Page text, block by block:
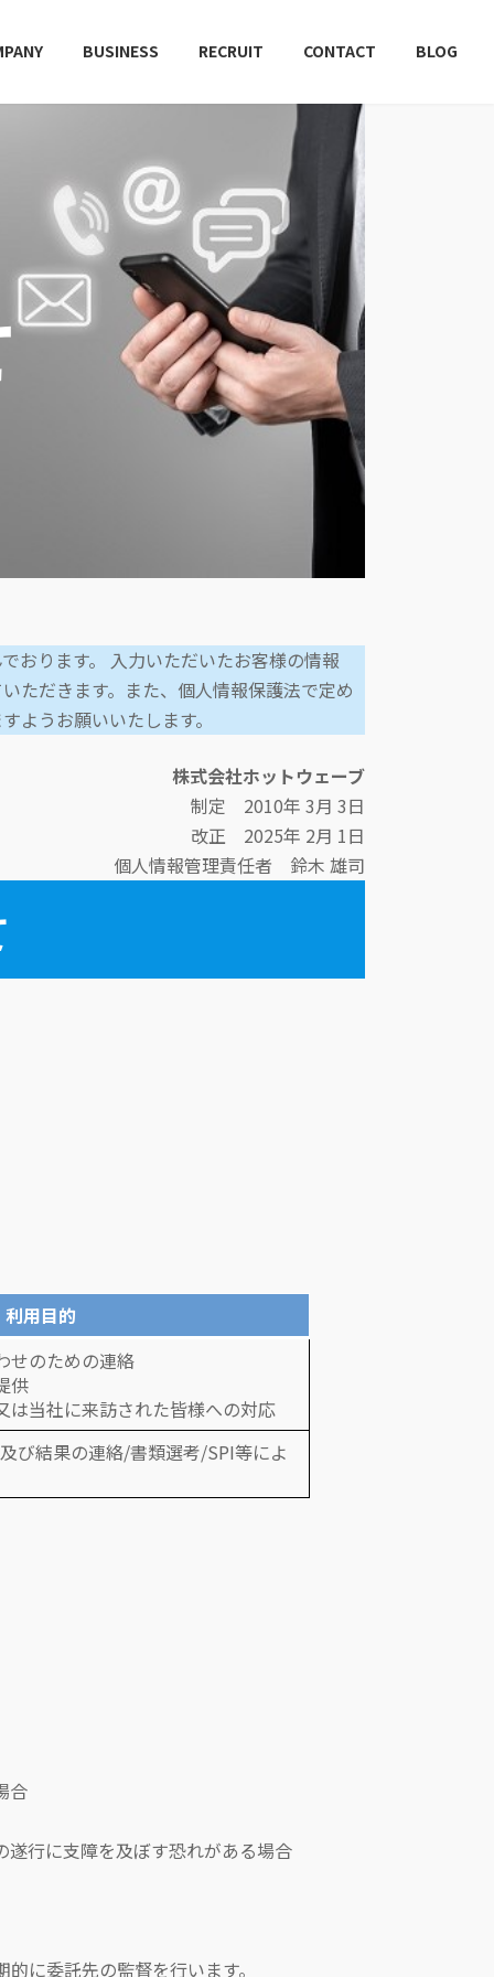
BUSINESS RECRUIT CONTACT BLOG
おります。 入力いただいたお客様の情報
ただきます。また、個人情報保護法で定め
ようお願いいたします。
株式会社ホットウェーブ
制定 2010年 3月 3日
改正 2025年 2月 1日
個人情報管理責任者 鈴木 雄司
利用目的
せのための連絡
供
は当社に来訪された皆様への対応
び結果の連絡/書類選考/SPI等によ
合
に支障を及ぼす恐れがある場合
委託先の監督を行います。